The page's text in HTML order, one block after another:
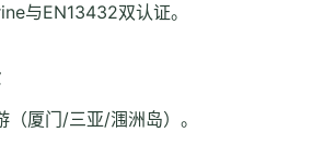
与EN13432双认证。
（厦门/三亚/涠洲岛）。